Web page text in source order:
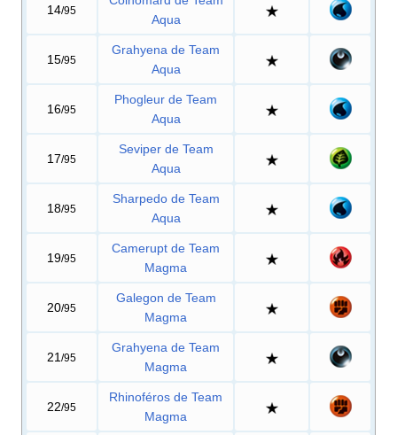
14/95
Aqua
15/95
Grahyena de Team
Aqua
16/95
Phogleur de Team
Aqua
17/95
Seviper de Team
Aqua
18/95
Sharpedo de Team
Aqua
19/95
Camerupt de Team
Magma
20/95
Galegon de Team
Magma
21 /95
Grahyena de Team
Magma
22/95
Rhinoféros de Team
Magma